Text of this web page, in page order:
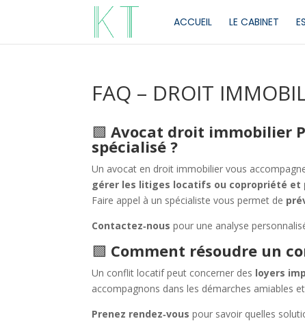
ACCUEIL LE CABINET
FAQ – DROIT
🟩Avocat droit immobilier
spécialisé ?
Un avocat en droit immobilier vous
gérer les litiges locatifs ou copropriété et
Faire appel à un spécialiste vous permet de
Contactez‑nous pour une analyse
🟩 Comment résoudre un
Un conflit locatif peut concerner des loyers
accompagnons dans les démarches amiables
Prenez rendez‑vous pour savoir quelles